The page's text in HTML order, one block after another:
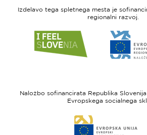
Izdelavo tega spletnega mesta je
regionalni razvoj.
do
spletne
Slovenia
Naložbo sofinancirata Republika
Evropskega socialnega
do